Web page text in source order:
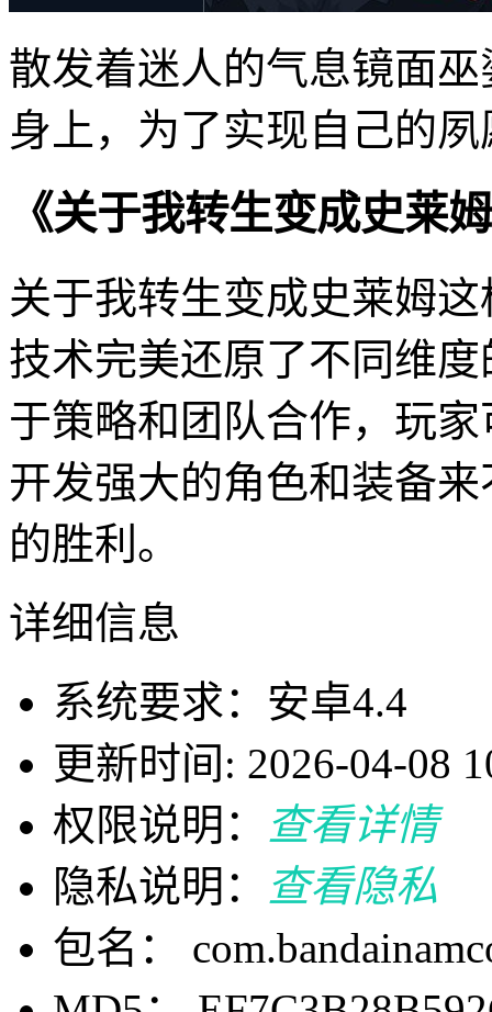
散发着迷人的气息镜面
身上，为了实现自己的
《关于我转生变成史莱
关于我转生变成史莱姆
技术完美还原了不同维
于策略和团队合作，玩
开发强大的角色和装备
的胜利。
详细信息
系统要求：安卓4.4
更新时间: 2026-04-08
权限说明：
查看详情
隐私说明：
查看隐私
包名：